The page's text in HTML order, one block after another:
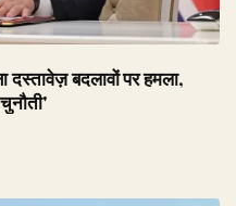
दस्तावेज़ बदलावों पर हमला,